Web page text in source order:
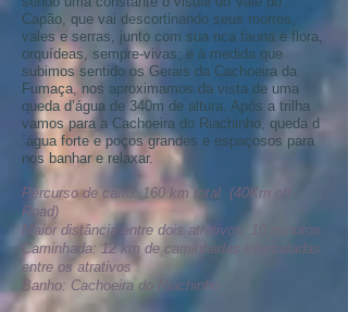
Capão, que vai descortinando seus morros,
vales e serras, junto com sua rica fauna e flora,
orquídeas, sempre-vivas; e à medida que
subimos sentido os Gerais da Cachoeira da
Fumaça, nos aproximamos da vista de uma
queda d’água de 340m de altura. Após a trilha
vamos para a Cachoeira do Riachinho, queda d
´água forte e poços grandes e espaçosos para
nos banhar e relaxar.
Percurso de carro: 160 km total (40Km off-
Road)
Maior distância entre dois atrativos: 10 minutos
Caminhada: 12 km de caminhadas intercaladas
entre os atrativos
Banho: Cachoeira do Riachinho